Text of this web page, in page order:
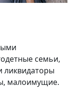
семьи,
ликвидаторы
малоимущие.